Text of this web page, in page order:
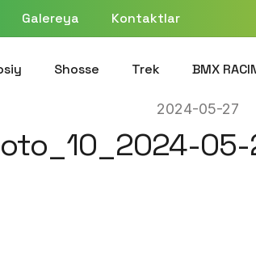
Galereya Kontaktlar
Shosse Trek BMX
2024-05-27